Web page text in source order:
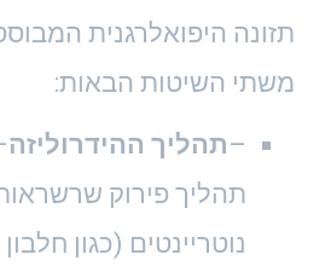
תזונה היפואלרגנית
משתי השיטות הבאות:
–תהליך ההידרוליזה
תהליך פירוק
נוטריינטים (כגון